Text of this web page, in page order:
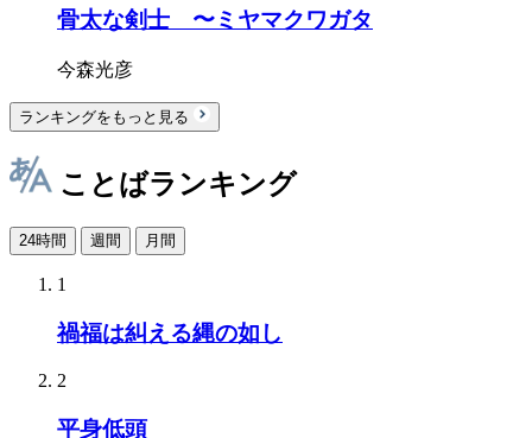
骨太な剣士 〜ミヤマクワガタ
今森光彦
ランキングをもっと見る
ことばランキング
24時間 週間 月間
1
禍福は糾える縄の如し
2
平身低頭